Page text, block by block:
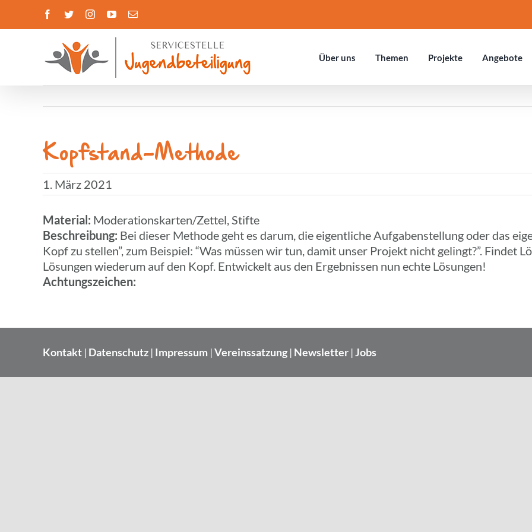
Facebook
TwitterInstagramYouTube
E-
Über uns Themen Projekte Ange­bote
Kopf­stand-Methode
1. März 2021
Mate­rial: Moderationskarten/Zettel, Stifte
Beschrei­bung: Bei dieser Methode geht es darum, die eigent­li­che Aufga­ben­stel­lung oder das
Kopf zu stellen”, zum Beispiel: “Was müssen wir tun, damit unser Projekt nicht gelingt?”. Findet
Lösun­gen wiederum auf den Kopf. Entwi­ckelt aus den Ergeb­nis­sen nun echte Lösungen!
Achtungs­zei­chen:
Kontakt | Datenschutz | Impressum |Vereinssatzung | Newsletter |Jobs